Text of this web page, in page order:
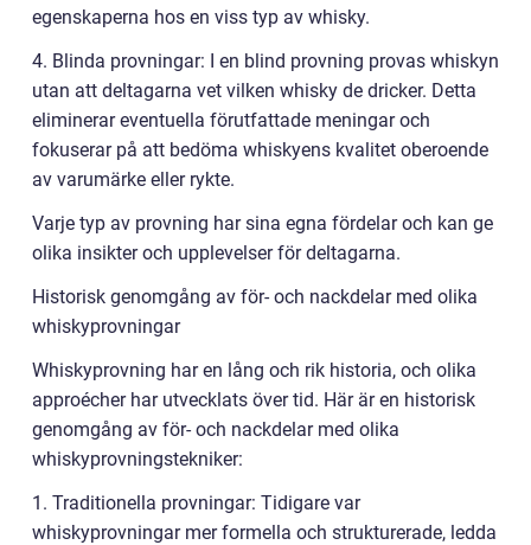
egenskaperna hos en viss typ av whisky.
4. Blinda provningar: I en blind provning provas whiskyn
utan att deltagarna vet vilken whisky de dricker. Detta
eliminerar eventuella förutfattade meningar och
fokuserar på att bedöma whiskyens kvalitet oberoende
av varumärke eller rykte.
Varje typ av provning har sina egna fördelar och kan ge
olika insikter och upplevelser för deltagarna.
Historisk genomgång av för- och nackdelar med olika
whiskyprovningar
Whiskyprovning har en lång och rik historia, och olika
approécher har utvecklats över tid. Här är en historisk
genomgång av för- och nackdelar med olika
whiskyprovningstekniker:
1. Traditionella provningar: Tidigare var
whiskyprovningar mer formella och strukturerade, ledda